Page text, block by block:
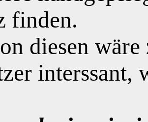
finden.
diesen
interssant,